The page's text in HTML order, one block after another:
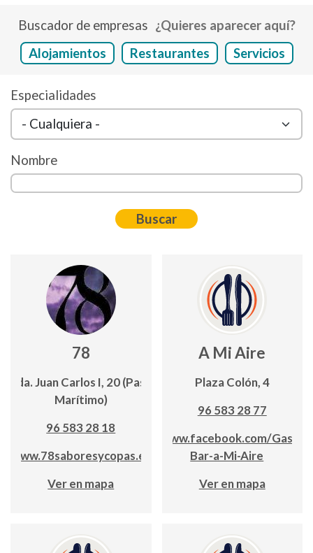
Buscador de empresas ¿Quieres aparecer aquí?
Alojamientos
Restaurantes Servicios
Especialidades
Nombre
78
Avda. Juan Carlos I, 20 (Paseo
Marítimo)
96 583 28 18
www.78saboresycopas.es
Ver en mapa
A Mi Aire
Plaza Colón, 4
96 583 28 77
www.facebook.com/
Bar-a-Mi-Aire
Ver en mapa